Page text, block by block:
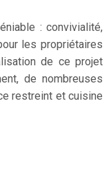
: convivialité,
les propriétaires
de ce projet
de nombreuses
restreint et cuisine